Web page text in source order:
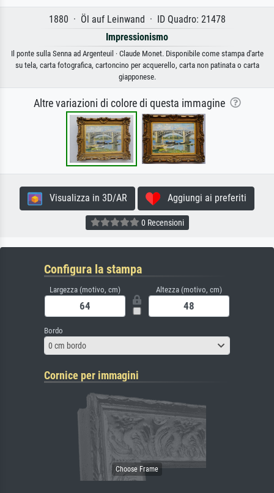
1880 · Öl auf Leinwand · ID Quadro: 21478
Impressionismo
Il ponte sulla Senna ad Argenteuil · Claude Monet. Disponibile come stampa d'arte
su tela, carta fotografica, cartoncino per acquerello, carta non patinata o carta
giapponese.
Altre variazioni di colore di questa immagine
Visualizza in 3D/AR Aggiungi ai preferiti
0 Recensioni
Configura la stampa
Largezza (motivo, cm) Altezza (motivo, cm)
Bordo
0 cm bordo
Cornice per immagini